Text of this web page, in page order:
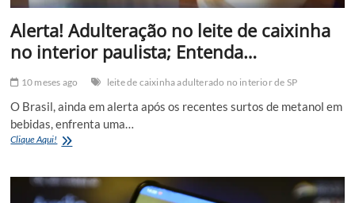
em
Alerta! Adulteração no leite de caixinha
no interior paulista; Entenda…
10 meses ago leite de caixinha adulterado no interior de SP
O Brasil, ainda em alerta após os recentes surtos de metanol em
bebidas, enfrenta uma…
Clique Aqui! Alerta!
leite
de